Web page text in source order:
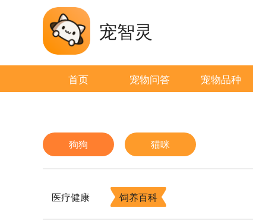
宠智灵
首页 宠物问答 宠物品种
狗狗 猫咪
医疗健康 饲养百科